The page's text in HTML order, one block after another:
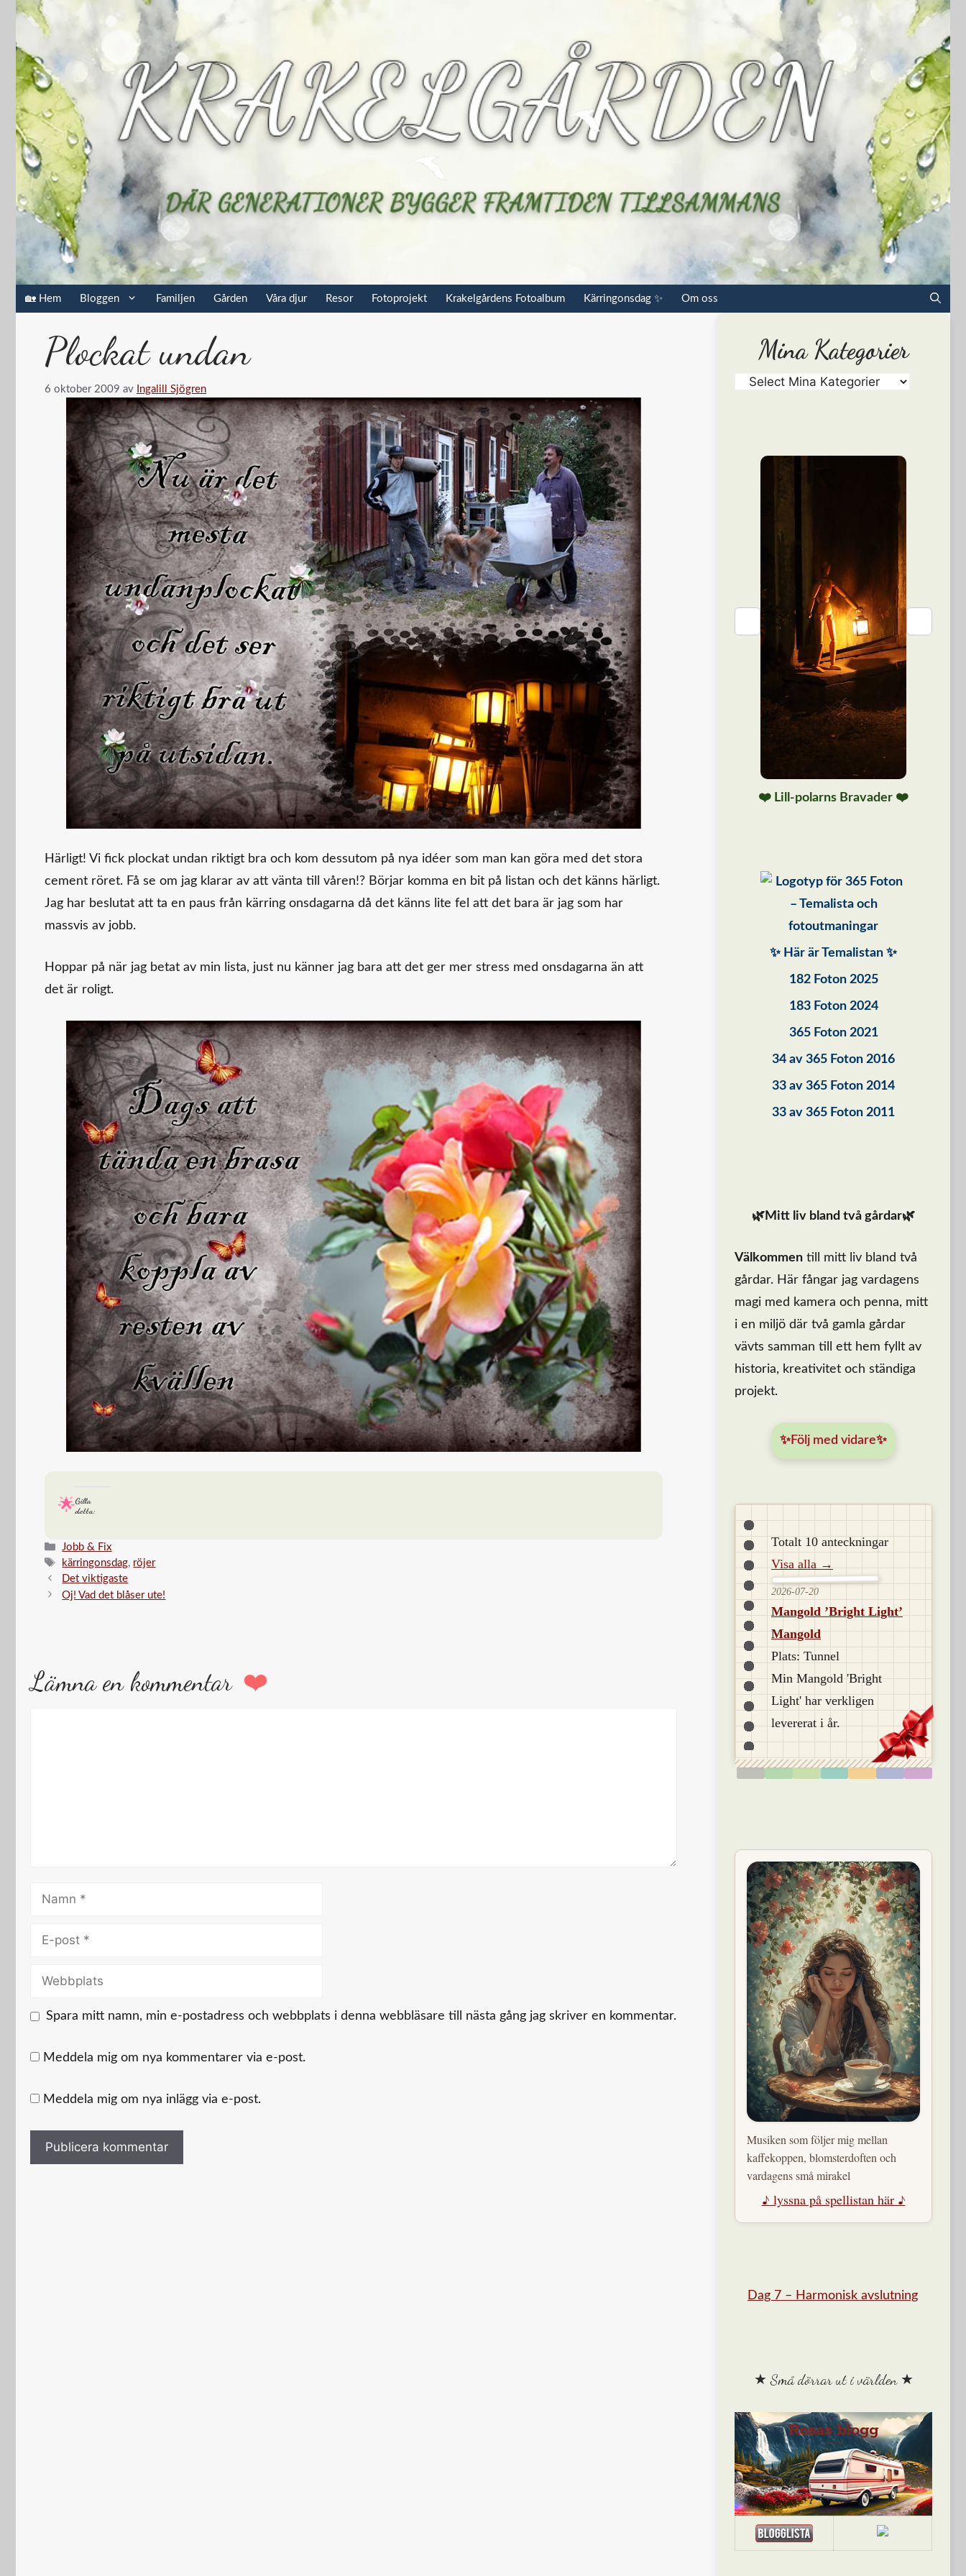
Hoppa
innehåll
🏡 Hem Bloggen Familjen Gården Våra djur Resor Fotoprojekt Krakelgårdens Fotoalbum Kärringonsdag ✨ Om oss
Plockat undan
6 oktober 2009 av Ingalill Sjögren
Härligt! Vi fick plockat undan riktigt bra och kom dessutom på nya idéer som man kan göra med det stora
cement röret. Få se om jag klarar av att vänta till våren!? Börjar komma en bit på listan och det känns härligt.
Jag har beslutat att ta en paus från kärring onsdagarna då det känns lite fel att det bara är jag som har
massvis av jobb.
Hoppar på när jag betat av min lista, just nu känner jag bara att det ger mer stress med onsdagarna än att
det är roligt.
Gilla
detta:
Kategorier
Jobb & Fix
Etiketter
kärringonsdag, röjer
Det viktigaste
Oj! Vad det blåser ute!
Lämna en kommentar
Namn
Webbplats
Spara mitt namn, min e-postadress och webbplats i denna webbläsare till nästa gång jag skriver en kommentar.
Meddela mig om nya kommentarer via e-post.
Meddela mig om nya inlägg via e-post.
Mina Kategorier
❤️ Lill-polarns Bravader ❤️
✨ Här är Temalistan ✨
182 Foton 2025
183 Foton 2024
365 Foton 2021
34 av 365 Foton 2016
33 av 365 Foton 2014
33 av 365 Foton 2011
🌿Mitt liv bland två gårdar🌿
Välkommen till mitt liv bland två
gårdar. Här fångar jag vardagens
magi med kamera och penna, mitt
i en miljö där två gamla gårdar
vävts samman till ett hem fyllt av
historia, kreativitet och ständiga
projekt.
✨Följ med vidare✨
Totalt 10 anteckningar
Visa alla →
2026-07-20
Mangold ’Bright Light’
Mangold
Plats: Tunnel
Min Mangold 'Bright
Light' har verkligen
levererat i år.
Musiken som följer mig mellan
kaffekoppen, blomsterdoften och
vardagens små mirakel
♪ lyssna på spellistan här ♪
Dag 7 – Harmonisk avslutning
★ Små dörrar ut i världen ★